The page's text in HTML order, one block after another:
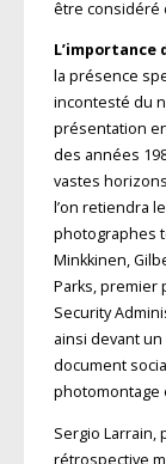
être considéré
la présence
incontesté du
présentation
des années
vastes
l’on retiendra
photographes
Minkkinen,
Parks, premier
Security
ainsi devant
document
photomontage
Sergio Larrain,
rétrospective